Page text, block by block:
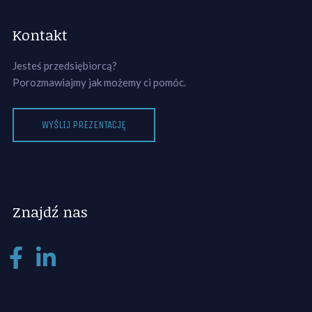
Kontakt
Jesteś przedsiębiorcą?
Porozmawiajmy jak możemy ci pomóc.
WYŚLIJ PREZENTACJĘ
Znajdź nas